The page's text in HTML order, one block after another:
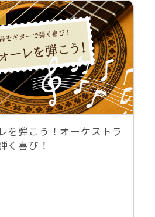
を弾こう！オーケストラ
く喜び！